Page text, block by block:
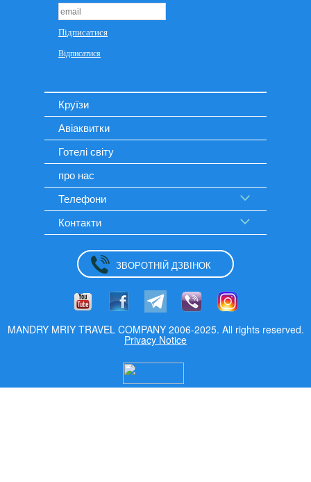
Круїзи
Авіаквитки
Готелі світу
про нас
Телефони
Контакти
ЗВОРОТНІЙ ДЗВІНОК
MANDRY MRIY TRAVEL COMPANY 2006-2025. All rights reserved.
Privacy Notice